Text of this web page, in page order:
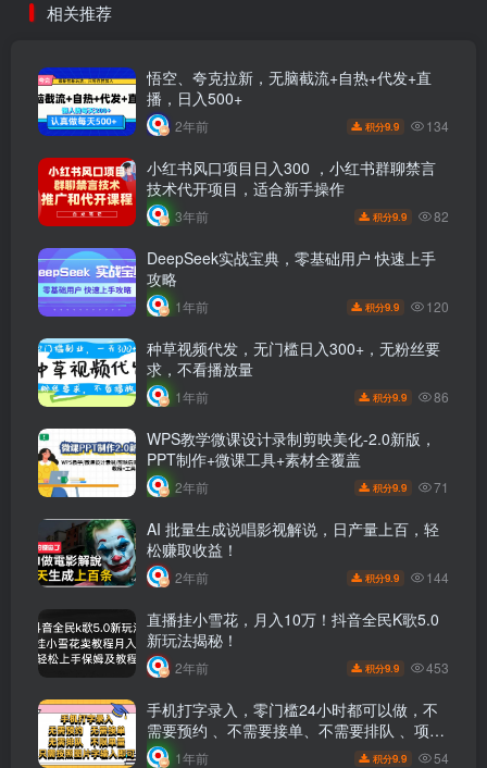
相关推荐
悟空、夸克拉新，无脑截流+自热+代发+直
播，日入500+
2年前 积分9.9 134
小红书风口项目日入300 ，小红书群聊禁言
技术代开项目，适合新手操作
3年前 积分9.9 82
DeepSeek实战宝典，零基础用户 快速上手
攻略
1年前 积分9.9 120
种草视频代发，无门槛日入300+，无粉丝要
求，不看播放量
1年前 积分9.9 86
WPS教学微课设计录制剪映美化-2.0新版，
PPT制作+微课工具+素材全覆盖
2年前 积分9.9 71
AI 批量生成说唱影视解说，日产量上百，轻
松赚取收益！
2年前 积分9.9 144
直播挂小雪花，月入10万！抖音全民K歌5.0
新玩法揭秘！
2年前 积分9.9 453
手机打字录入，零门槛24小时都可以做，不
需要预约 、不需要接单、不需要排队 、项目
不限量，按照图片的字输入即可
1年前 积分9.9 54